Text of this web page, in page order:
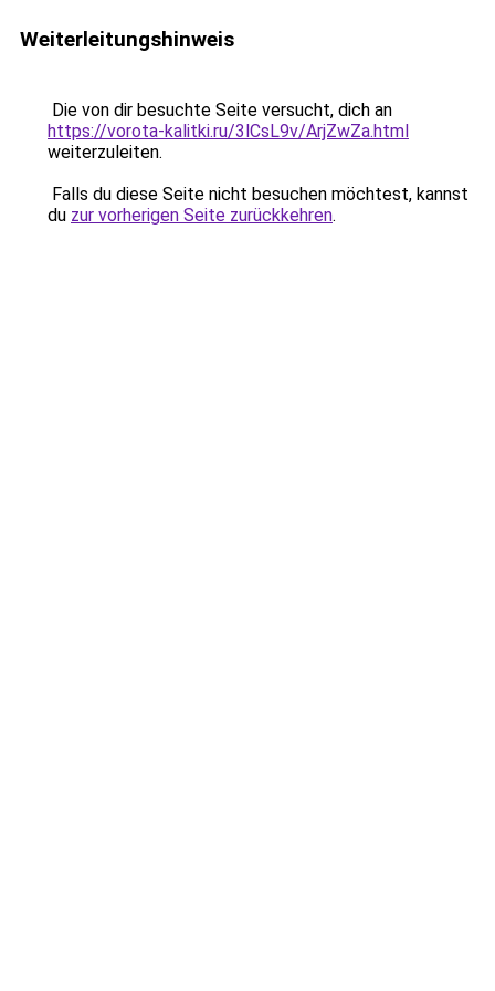
Weiterleitungshinweis
Die von dir besuchte Seite versucht, dich an
https://vorota-kalitki.ru/3lCsL9v/ArjZwZa.html
weiterzuleiten.
Falls du diese Seite nicht besuchen möchtest, kannst
du zur vorherigen Seite zurückkehren.